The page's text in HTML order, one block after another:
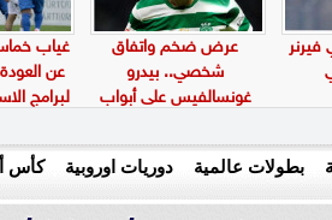
عرض ضخم واتفاق
شخصي.. بيدرو
غونسالفيس على أبواب
غياب
عن
لبرامج
بطولات عالمية دوريات اوروبية كأس